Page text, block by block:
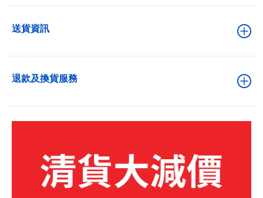
送貨資訊
退款及換貨服務